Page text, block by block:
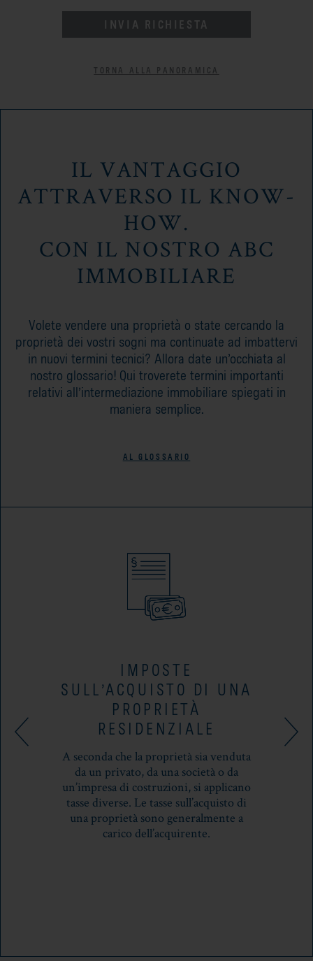
INVIA RICHIESTA
TORNA ALLA PANORAMICA
IL VANTAGGIO
ATTRAVERSO IL KNOW-
HOW.
CON IL NOSTRO ABC
IMMOBILIARE
Volete vendere una proprietà o state cercando la
proprietà dei vostri sogni ma continuate ad imbattervi
in nuovi termini tecnici? Allora date un’occhiata al
nostro glossario! Qui troverete termini importanti
relativi all’intermediazione immobiliare spiegati in
maniera semplice.
AL GLOSSARIO
IMPOSTE
SULL’ACQUISTO DI UNA
PROPRIETÀ
RESIDENZIALE
A seconda che la proprietà sia venduta
da un privato, da una società o da
un’impresa di costruzioni, si applicano
tasse diverse. Le tasse sull’acquisto di
una proprietà sono generalmente a
carico dell’acquirente.